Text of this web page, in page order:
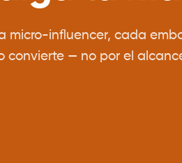
micro-influencer, cada
convierte — no por el